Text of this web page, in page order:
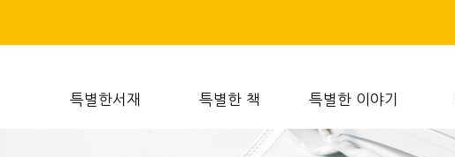
특별한서재 특별한 책 특별한 이야기